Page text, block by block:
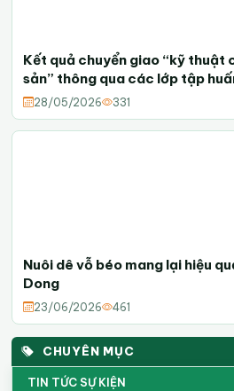
CHUYÊN MỤC
TIN TỨC SỰ KIỆN
Kết quả chuyển giao “kỹ thuật
sản” thông qua các lớp tập
28/05/2026 331
Nuôi dê vỗ béo mang lại hiệu
Dong
23/06/2026 461